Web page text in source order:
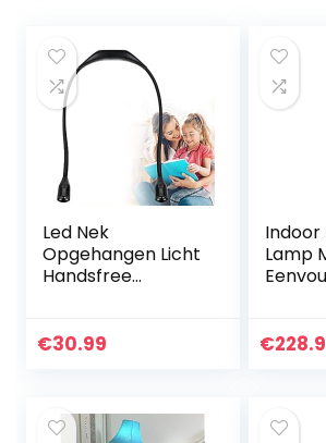
Led Nek
Opgehangen Licht
Handsfree
Nachtleeslamp
Leeslamp Usb…
€30.99
Indoor
Lamp
€